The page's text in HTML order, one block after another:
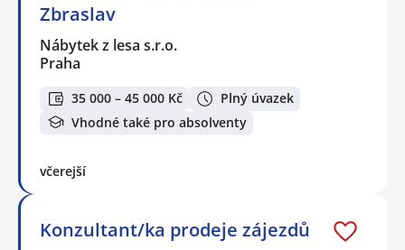
Zbraslav
Nábytek z lesa s.r.o.
Praha
35 000 – 45 000 Kč
Plný úvazek
Vhodné také pro absolventy
včerejší
Konzultant/ka prodeje zájezdů